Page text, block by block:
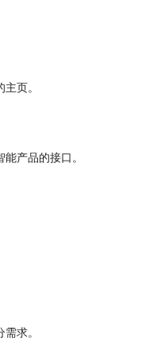
页。
产品的接口。
求。